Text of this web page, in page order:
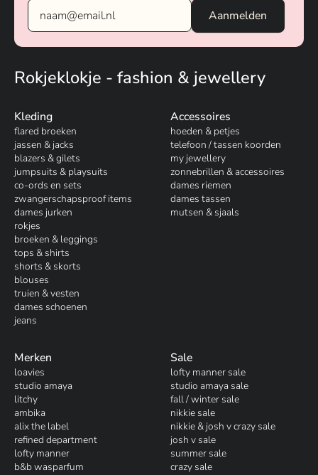
Rokjeklokje - fashion & jewellery
Kleding
flared broeken
jassen & jacks
blazers & gilets
jumpsuits & playsuits
co-ords en sets
zwangerschapsproof items
dames jurken
rokjes
broeken & leggings
tops & shirts
shorts & skorts
blouses
truien & vesten
dames schoenen
jeans
Accessoires
hoeden & petjes
telefoon / tassen koorden
my jewellery
zonnebrillen & accessoires
dames riemen
dames tassen
mutsen & sjaals
Merken
loavies
studio amaya
litchy
ambika
alix the label
refined department
lofty manner
b&b wasparfum
Sale
lofty manner sale
studio amaya sale
fall / winter sale
nikkie sale
nikkie & josh v crazy sale
josh v sale
summer sale
crazy sale